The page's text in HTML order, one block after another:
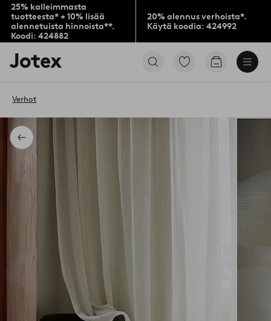
25% kalleimmasta
tuotteesta* + 10% lisää
alennetuista hinnoista**.
Koodi: 424882
20% alennus verhoista*.
Käytä koodia: 424992
Jotex-
logo
aloitussivulle
Siirry
Siirry
Takaisin
Verhot